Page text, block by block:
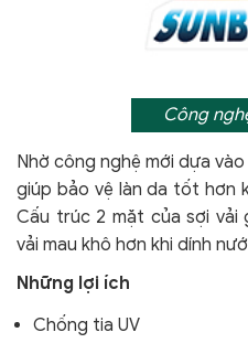
Công
Nhờ công nghệ mới dựa
giúp bảo vệ làn da tốt hơn
Cấu trúc 2 mặt của sợi vải
vải mau khô hơn khi dính
Những lợi ích
Chống tia UV